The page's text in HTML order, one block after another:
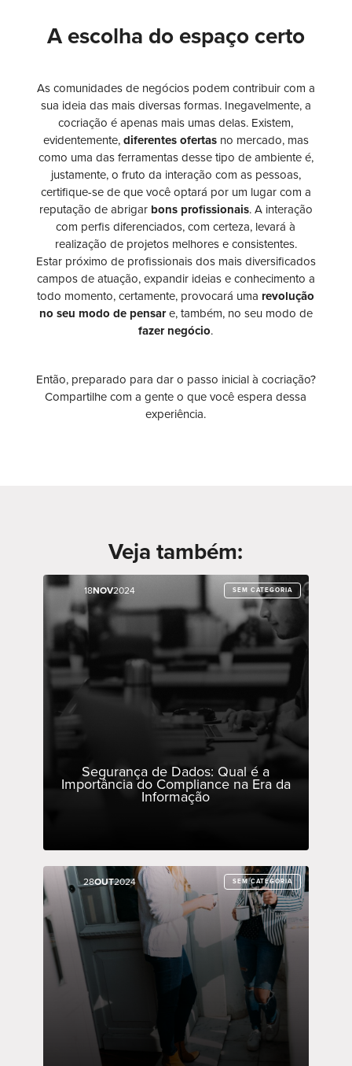
A escolha do espaço certo
As comunidades de negócios podem contribuir com a
sua ideia das mais diversas formas. Inegavelmente, a
cocriação é apenas mais umas delas. Existem,
evidentemente, diferentes ofertasno mercado, mas
como uma das ferramentas desse tipo de ambiente é,
justamente, o fruto da interação com as pessoas,
certifique-se de que você optará por um lugar com a
reputação de abrigar bons profissionais. A interação
com perfis diferenciados, com certeza, levará à
realização de projetos melhores e consistentes.
Estar próximo de profissionais dos mais diversificados
campos de atuação, expandir ideias e conhecimento a
todo momento, certamente, provocará uma revolução
no seu modo de pensare, também, no seu modo de
fazer negócio.
Então, preparado para dar o passo inicial à cocriação?
Compartilhe com a gente o que você espera dessa
experiência.
Veja também:
18NOV2024 SEM CATEGORIA
Segurança de Dados: Qual é a
Importância do Compliance na Era da
Informação
18NOV2024 SEM CATEGORIA
28OUT2024 SEM CATEGORIA
28OUT2024 SEM CATEGORIA